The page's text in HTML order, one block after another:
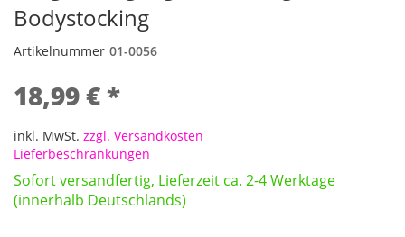
Bodystocking
Artikelnummer 01-0056
18,99 € *
inkl. MwSt. zzgl. Versandkosten
Lieferbeschränkungen
Sofort versandfertig, Lieferzeit ca. 2-4 Werktage
(innerhalb Deutschlands)